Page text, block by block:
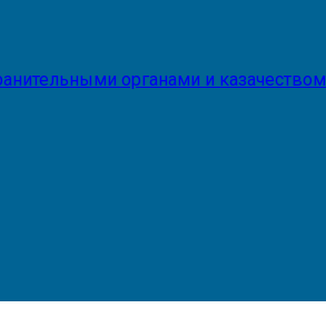
органами и казачеством